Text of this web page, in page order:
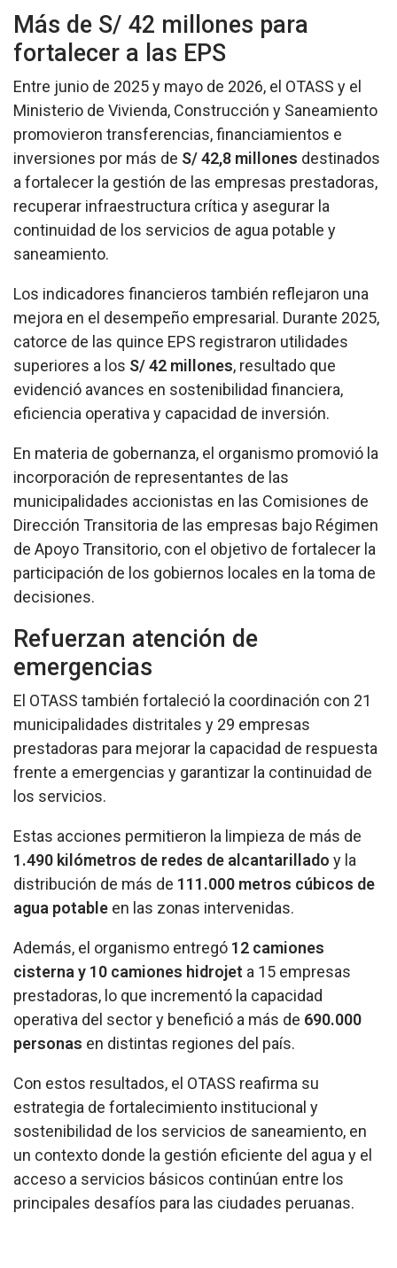
Más de S/ 42 millones para
fortalecer a las EPS
Entre junio de 2025 y mayo de 2026, el OTASS y el
Ministerio de Vivienda, Construcción y Saneamiento
promovieron transferencias, financiamientos e
inversiones por más de S/ 42,8 millones destinados
a fortalecer la gestión de las empresas prestadoras,
recuperar infraestructura crítica y asegurar la
continuidad de los servicios de agua potable y
saneamiento.
Los indicadores financieros también reflejaron una
mejora en el desempeño empresarial. Durante 2025,
catorce de las quince EPS registraron utilidades
superiores a los S/ 42 millones, resultado que
evidenció avances en sostenibilidad financiera,
eficiencia operativa y capacidad de inversión.
En materia de gobernanza, el organismo promovió la
incorporación de representantes de las
municipalidades accionistas en las Comisiones de
Dirección Transitoria de las empresas bajo Régimen
de Apoyo Transitorio, con el objetivo de fortalecer la
participación de los gobiernos locales en la toma de
decisiones.
Refuerzan atención de
emergencias
El OTASS también fortaleció la coordinación con 21
municipalidades distritales y 29 empresas
prestadoras para mejorar la capacidad de respuesta
frente a emergencias y garantizar la continuidad de
los servicios.
Estas acciones permitieron la limpieza de más de
1.490 kilómetros de redes de alcantarillado y la
distribución de más de 111.000 metros cúbicos de
agua potable en las zonas intervenidas.
Además, el organismo entregó 12 camiones
cisterna y 10 camiones hidrojet a 15 empresas
prestadoras, lo que incrementó la capacidad
operativa del sector y benefició a más de 690.000
personas en distintas regiones del país.
Con estos resultados, el OTASS reafirma su
estrategia de fortalecimiento institucional y
sostenibilidad de los servicios de saneamiento, en
un contexto donde la gestión eficiente del agua y el
acceso a servicios básicos continúan entre los
principales desafíos para las ciudades peruanas.